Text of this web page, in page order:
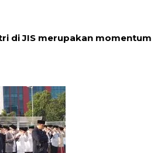
di JIS merupakan momentum